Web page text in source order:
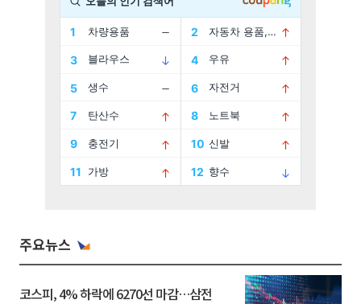
주요뉴스
코스피, 4% 하락에 6270선 마감…삼전